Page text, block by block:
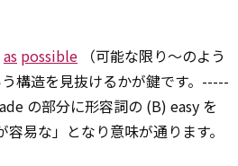
as possible （可能な限り～のよう
構造を見抜けるかが鍵です。-----
の部分に形容詞の (B) easy を
容易な」となり意味が通ります。